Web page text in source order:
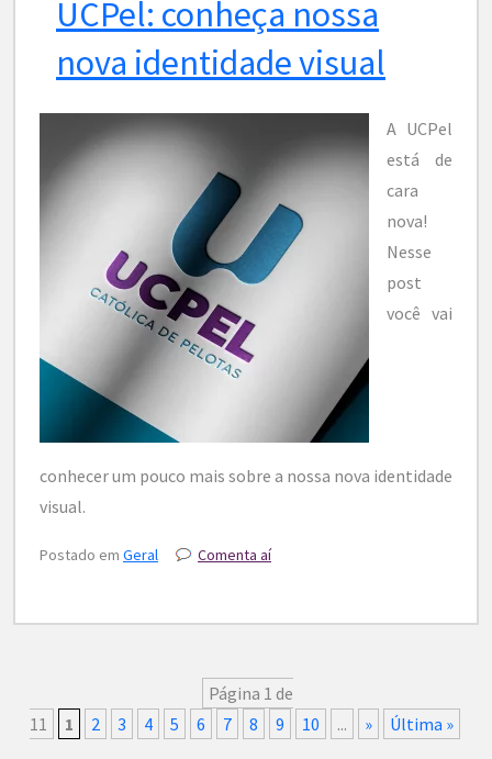
UCPel: conheça nossa
nova identidade visual
A UCPel
está de
cara
nova!
Nesse
post
você vai
conhecer um pouco mais sobre a nossa nova identidade
visual.
Postado em Geral Comenta aí
Página 1 de
11
1 2 3 4 5 6 7 8 9 10 ... » Última »